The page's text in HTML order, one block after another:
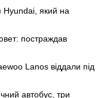
Hyundai, який на
постраждав
Lanos віддали під
автобус, три